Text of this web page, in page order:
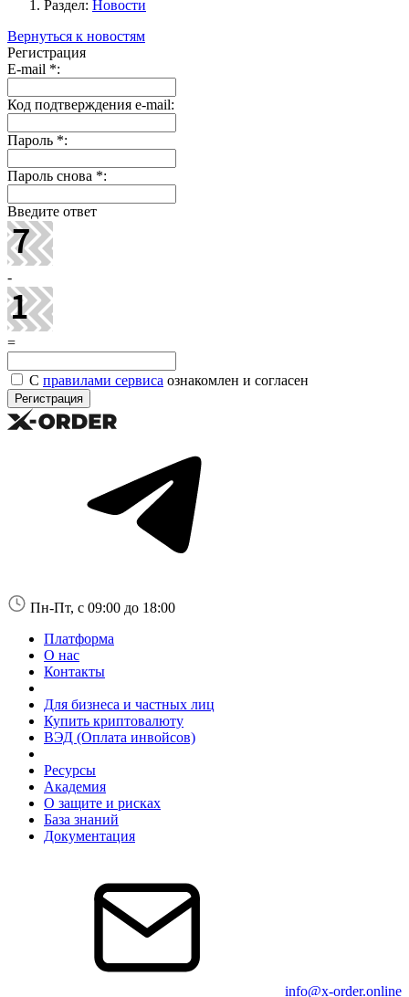
Раздел: Новости
Вернуться к новостям
Регистрация
E-mail *:
Код подтверждения e-mail:
Пароль *:
Пароль снова *:
Введите ответ
-
=
С правилами сервиса ознакомлен и согласен
Пн-Пт, с 09:00 до 18:00
Платформа
О нас
Контакты
Для бизнеса и частных лиц
Купить криптовалюту
ВЭД (Оплата инвойсов)
Ресурсы
Академия
О защите и рисках
База знаний
Документация
info@x-order.online